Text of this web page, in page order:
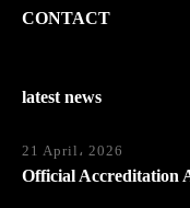
CONTACT
latest news
21 April، 2026
Official Accreditation